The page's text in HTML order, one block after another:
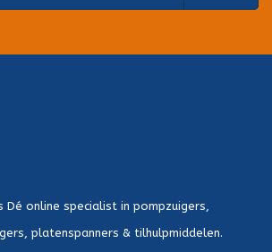
Dé online specialist in pompzuigers,
platenspanners & tilhulpmiddelen.